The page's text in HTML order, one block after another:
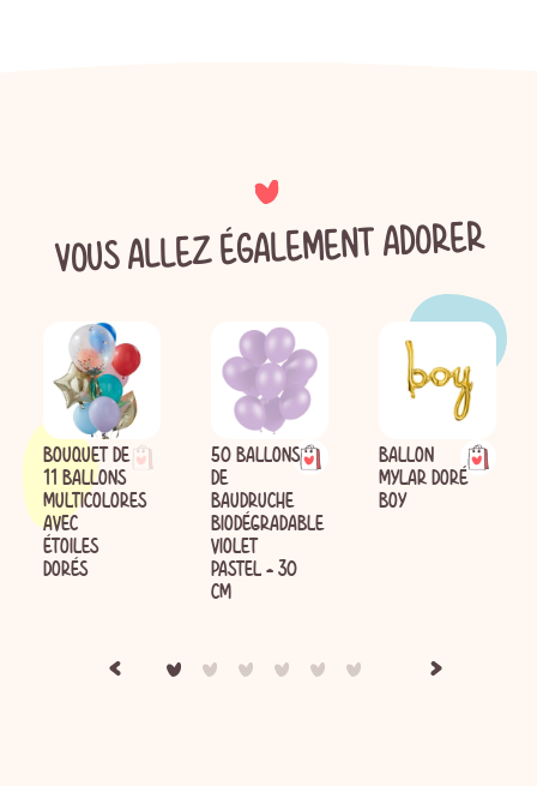
VOUS ALLEZ ÉGALEMENT ADORER
BOUQUET DE
11 BALLONS
MULTICOLORES
AVEC
ÉTOILES
DORÉS
50 BALLONS
DE
BAUDRUCHE
BIODÉGRADABLE
VIOLET
PASTEL - 30
CM
BALLON
MYLAR DORÉ
BOY